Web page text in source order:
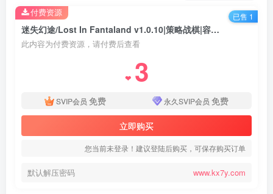
迷失幻途/Lost In Fantaland v1.0.10|策略战棋|容量602MB|免安装绿色中文版
此内容为付费资源，请付费后查看
❤ 3
SVIP会员 免费 永久SVIP会员 免费
立即购买
您当前未登录！建议登陆后购买，可保存购买订单
默认解压密码 www.kx7y.com
付费资源 已售 1